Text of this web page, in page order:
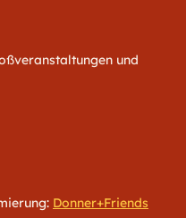
und
Donner+Friends